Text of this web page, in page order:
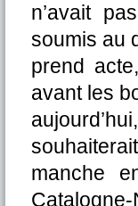
n’avait
soumis au
prend
avant les
manche